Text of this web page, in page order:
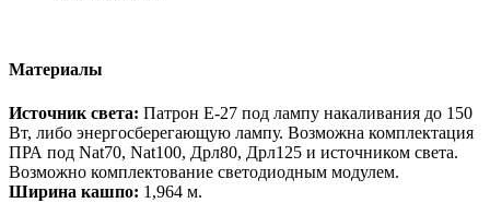
Материалы
Источник света: Патрон E-27 под лампу накаливания до 150
Вт, либо энергосберегающую лампу. Возможна комплектация
ПРА под Nat70, Nat100, Дрл80, Дрл125 и источником света.
Возможно комплектование светодиодным модулем.
Ширина кашпо: 1,964 м.